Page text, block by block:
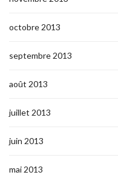
octobre 2013
septembre 2013
août 2013
juillet 2013
juin 2013
mai 2013